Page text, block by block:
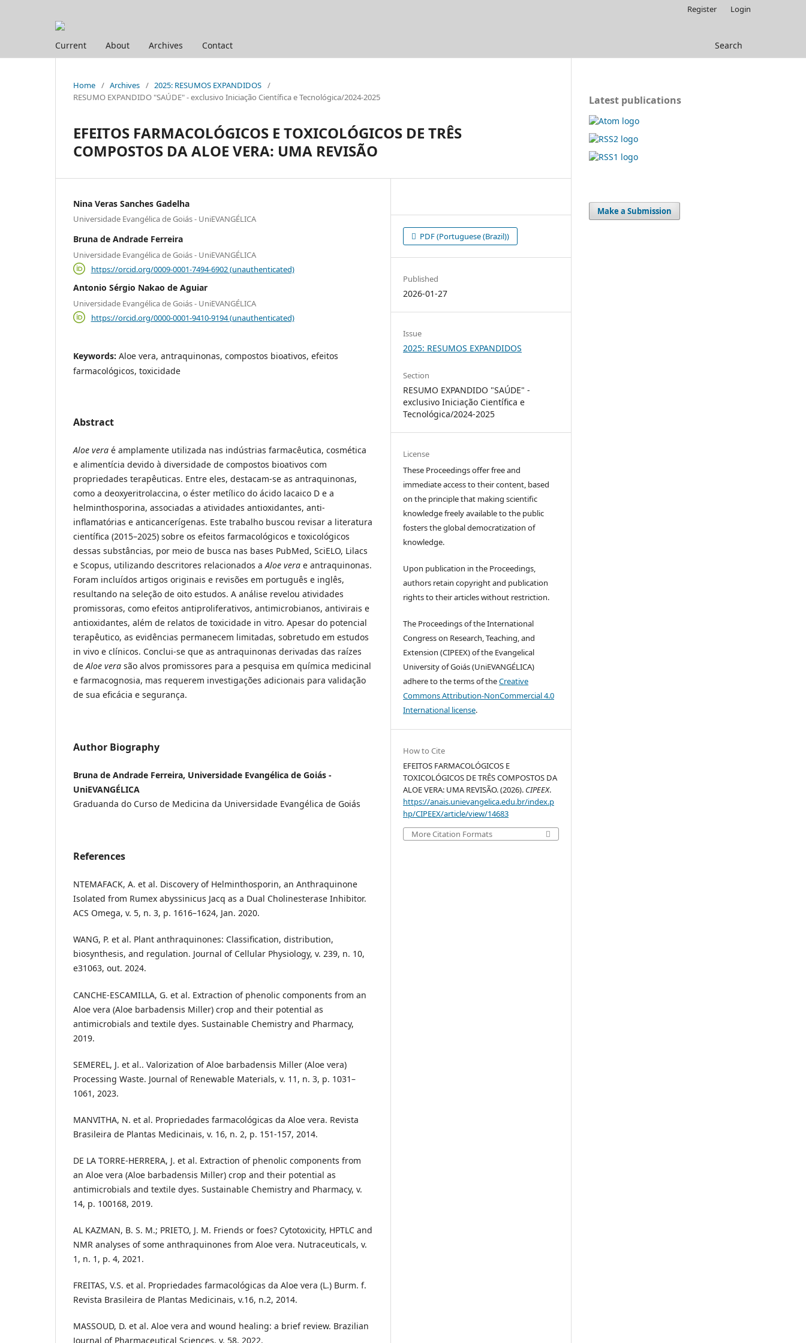
Current About Archives Contact Search
Register Login
Home / Archives / 2025: RESUMOS EXPANDIDOS /
RESUMO EXPANDIDO "SAÚDE" - exclusivo Iniciação Científica e Tecnológica/2024-2025
EFEITOS FARMACOLÓGICOS E TOXICOLÓGICOS DE TRÊS
COMPOSTOS DA ALOE VERA: UMA REVISÃO
Nina Veras Sanches Gadelha
Universidade Evangélica de Goiás - UniEVANGÉLICA
Bruna de Andrade Ferreira
Universidade Evangélica de Goiás - UniEVANGÉLICA
https://orcid.org/0009-0001-7494-6902 (unauthenticated)
Antonio Sérgio Nakao de Aguiar
Universidade Evangélica de Goiás - UniEVANGÉLICA
https://orcid.org/0000-0001-9410-9194 (unauthenticated)
Keywords: Aloe vera, antraquinonas, compostos bioativos, efeitos
farmacológicos, toxicidade
Abstract
Aloe vera é amplamente utilizada nas indústrias farmacêutica, cosmética
e alimentícia devido à diversidade de compostos bioativos com
propriedades terapêuticas. Entre eles, destacam-se as antraquinonas,
como a deoxyeritrolaccina, o éster metílico do ácido lacaico D e a
helminthosporina, associadas a atividades antioxidantes, anti-
inflamatórias e anticancerígenas. Este trabalho buscou revisar a literatura
científica (2015–2025) sobre os efeitos farmacológicos e toxicológicos
dessas substâncias, por meio de busca nas bases PubMed, SciELO, Lilacs
e Scopus, utilizando descritores relacionados aAloe vera e antraquinonas.
Foram incluídos artigos originais e revisões em português e inglês,
resultando na seleção de oito estudos. A análise revelou atividades
promissoras, como efeitos antiproliferativos, antimicrobianos, antivirais e
antioxidantes, além de relatos de toxicidade in vitro. Apesar do potencial
terapêutico, as evidências permanecem limitadas, sobretudo em estudos
in vivo e clínicos. Conclui-se que as antraquinonas derivadas das raízes
deAloe vera são alvos promissores para a pesquisa em química medicinal
e farmacognosia, mas requerem investigações adicionais para validação
de sua eficácia e segurança.
Author Biography
Bruna de Andrade Ferreira, Universidade Evangélica de Goiás -
UniEVANGÉLICA
Graduanda do Curso de Medicina da Universidade Evangélica de Goiás
References
NTEMAFACK, A. et al. Discovery of Helminthosporin, an Anthraquinone
Isolated from Rumex abyssinicus Jacq as a Dual Cholinesterase Inhibitor.
ACS Omega, v. 5, n. 3, p. 1616–1624, Jan. 2020.
WANG, P. et al. Plant anthraquinones: Classification, distribution,
biosynthesis, and regulation. Journal of Cellular Physiology, v. 239, n. 10,
e31063, out. 2024.
CANCHE-ESCAMILLA, G. et al. Extraction of phenolic components from an
Aloe vera (Aloe barbadensis Miller) crop and their potential as
antimicrobials and textile dyes. Sustainable Chemistry and Pharmacy,
2019.
SEMEREL, J. et al.. Valorization of Aloe barbadensis Miller (Aloe vera)
Processing Waste. Journal of Renewable Materials, v. 11, n. 3, p. 1031–
1061, 2023.
MANVITHA, N. et al. Propriedades farmacológicas da Aloe vera. Revista
Brasileira de Plantas Medicinais, v. 16, n. 2, p. 151-157, 2014.
DE LA TORRE-HERRERA, J. et al. Extraction of phenolic components from
an Aloe vera (Aloe barbadensis Miller) crop and their potential as
antimicrobials and textile dyes. Sustainable Chemistry and Pharmacy, v.
14, p. 100168, 2019.
AL KAZMAN, B. S. M.; PRIETO, J. M. Friends or foes? Cytotoxicity, HPTLC and
NMR analyses of some anthraquinones from Aloe vera. Nutraceuticals, v.
1, n. 1, p. 4, 2021.
FREITAS, V.S. et al. Propriedades farmacológicas da Aloe vera (L.) Burm. f.
Revista Brasileira de Plantas Medicinais, v.16, n.2, 2014.
MASSOUD, D. et al. Aloe vera and wound healing: a brief review. Brazilian
Journal of Pharmaceutical Sciences, v. 58, 2022.
PDF (Portuguese (Brazil))
Published
2026-01-27
Issue
2025: RESUMOS EXPANDIDOS
Section
RESUMO EXPANDIDO "SAÚDE" -
exclusivo Iniciação Científica e
Tecnológica/2024-2025
License
These Proceedings offer free and
immediate access to their content, based
on the principle that making scientific
knowledge freely available to the public
fosters the global democratization of
knowledge.
Upon publication in the Proceedings,
authors retain copyright and publication
rights to their articles without restriction.
The Proceedings of the International
Congress on Research, Teaching, and
Extension (CIPEEX) of the Evangelical
University of Goiás (UniEVANGÉLICA)
adhere to the terms of theCreative
Commons Attribution-NonCommercial 4.0
International license.
How to Cite
EFEITOS FARMACOLÓGICOS E
TOXICOLÓGICOS DE TRÊS COMPOSTOS DA
ALOE VERA: UMA REVISÃO. (2026). CIPEEX.
https://anais.unievangelica.edu.br/index.p
hp/CIPEEX/article/view/14683
More Citation Formats
Latest publications
Make a Submission